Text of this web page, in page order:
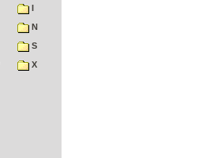
I
N
S
X